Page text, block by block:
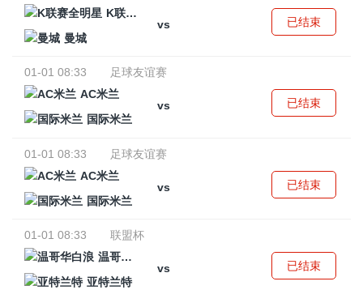
K联赛全明星
vs
曼城
已结束
01-01 08:33
足球友谊赛
AC米兰
vs
国际米兰
已结束
01-01 08:33
足球友谊赛
AC米兰
vs
国际米兰
已结束
01-01 08:33
联盟杯
温哥华白浪
vs
亚特兰特
已结束